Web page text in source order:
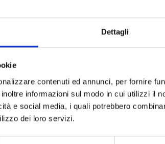
Dettagli
contenuti ed annunci, per fornire
informazioni sul modo in cui utilizzi il
e social media, i quali potrebbero
dei loro servizi.